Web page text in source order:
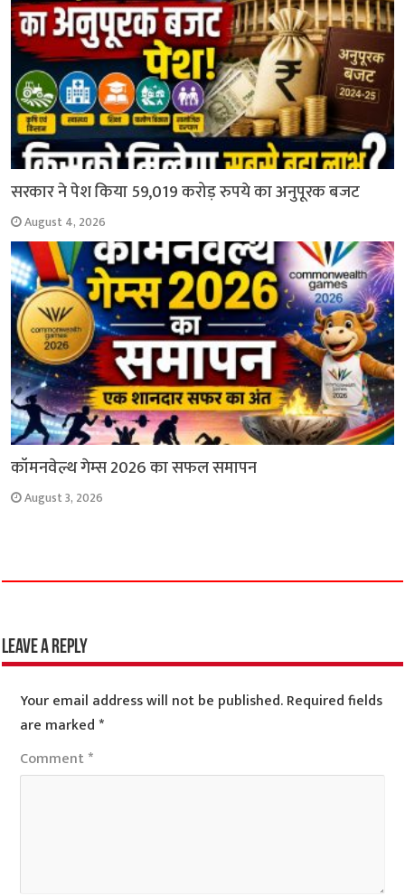
सरकार ने पेश किया 59,019 करोड़ रुपये का अनुपूरक बजट
August 4, 2026
कॉमनवेल्थ गेम्स 2026 का सफल समापन
August 3, 2026
Leave a Reply
Your email address will not be published.Required fields
are marked*
Comment*